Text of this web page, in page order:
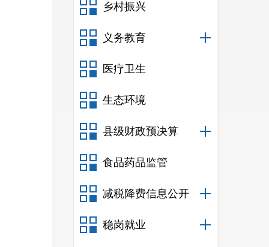
乡村振兴
义务教育
医疗卫生
生态环境
县级财政预决算
食品药品监管
减税降费信息公开
稳岗就业